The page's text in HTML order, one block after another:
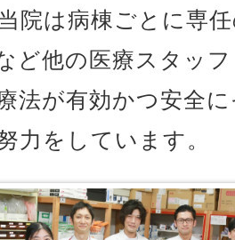
院は病棟ごとに専
ど他の医療スタッ
法が有効かつ安全
力をしています。